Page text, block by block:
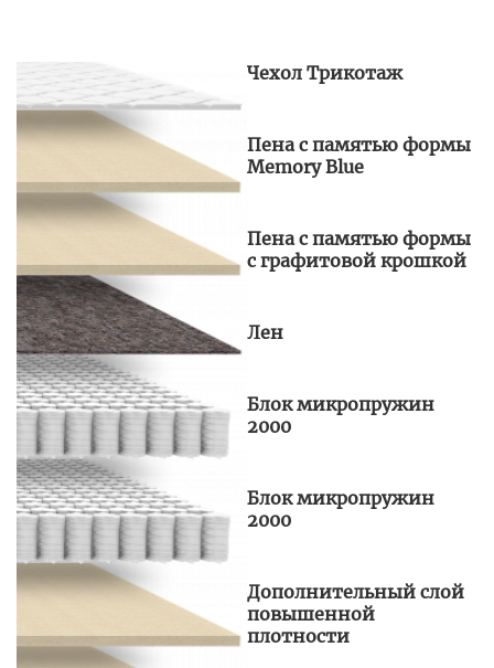
Дополнительный слой
повышенной
плотности
Блок микропружин
2000
Блок микропружин
2000
Лен
Пена с памятью формы
с графитовой крошкой
Пена с памятью формы
Memory Blue
Чехол Трикотаж